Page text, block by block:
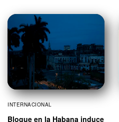
INTERNACIONAL
Bloque en la Habana induce